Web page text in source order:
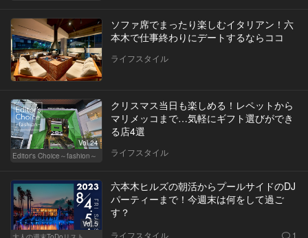
ソファ席でまったり楽しむイタリアン！六
本木で仕事終わりにデートするならココ
ライフスタイル
Vol.24
Editor's Choice～fashion～
クリスマス当日も楽しめる！レペットから
マリメッコまで…気軽にギフト選びができ
る店4選
ライフスタイル
Vol.5
六本木ヒルズの朝活からプールサイドのDJ
パーティーまで！今週末は何をして過ご
す？
ライフスタイル 1